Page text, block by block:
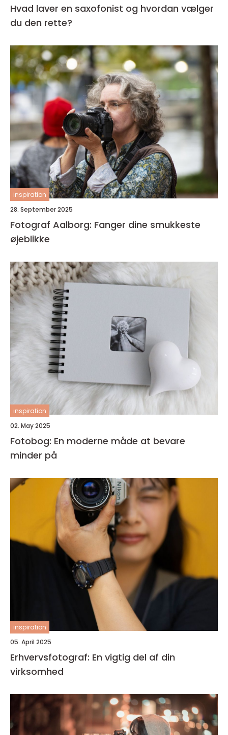
Hvad laver en saxofonist og hvordan vælger
du den rette?
inspiration
28. September 2025
Fotograf Aalborg: Fanger dine smukkeste
øjeblikke
inspiration
02. May 2025
Fotobog: En moderne måde at bevare
minder på
inspiration
05. April 2025
Erhvervsfotograf: En vigtig del af din
virksomhed